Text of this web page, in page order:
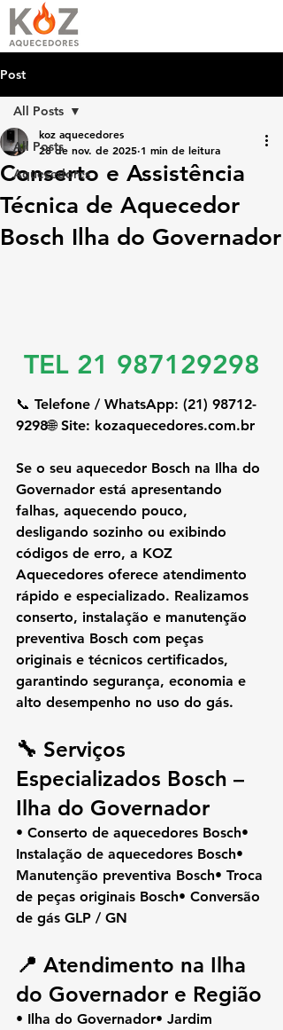
Post
All Posts
Aquecedores
All Posts
Conserto e Assistência
Técnica de Aquecedor
Bosch Ilha do Governador
koz aquecedores
28 de nov. de 2025 1 min de leitura
TEL 21 987129298
📞 Telefone / WhatsApp: (21) 98712-
9298🌐 Site: kozaquecedores.com.br
Se o seu aquecedor Bosch na Ilha do
Governador está apresentando
falhas, aquecendo pouco,
desligando sozinho ou exibindo
códigos de erro, a KOZ
Aquecedores oferece atendimento
rápido e especializado. Realizamos
conserto, instalação e manutenção
preventiva Bosch com peças
originais e técnicos certificados,
garantindo segurança, economia e
alto desempenho no uso do gás.
🔧 Serviços
Especializados Bosch –
Ilha do Governador
• Conserto de aquecedores Bosch•
Instalação de aquecedores Bosch•
Manutenção preventiva Bosch• Troca
de peças originais Bosch• Conversão
de gás GLP / GN
📍 Atendimento na Ilha
do Governador e Região
• Ilha do Governador• Jardim